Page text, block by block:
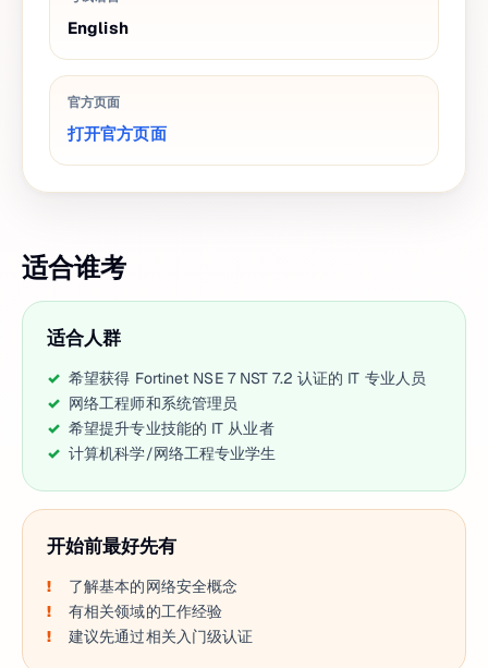
English
官方页面
打开官方页面
适合谁考
适合人群
希望获得 Fortinet NSE 7 NST 7.2 认证的 IT 专业人员
网络工程师和系统管理员
希望提升专业技能的 IT 从业者
计算机科学/网络工程专业学生
开始前最好先有
了解基本的网络安全概念
有相关领域的工作经验
建议先通过相关入门级认证